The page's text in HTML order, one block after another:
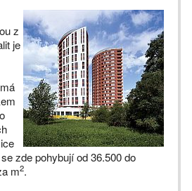
z
je
zde pohybují od 36.500 do
m2.